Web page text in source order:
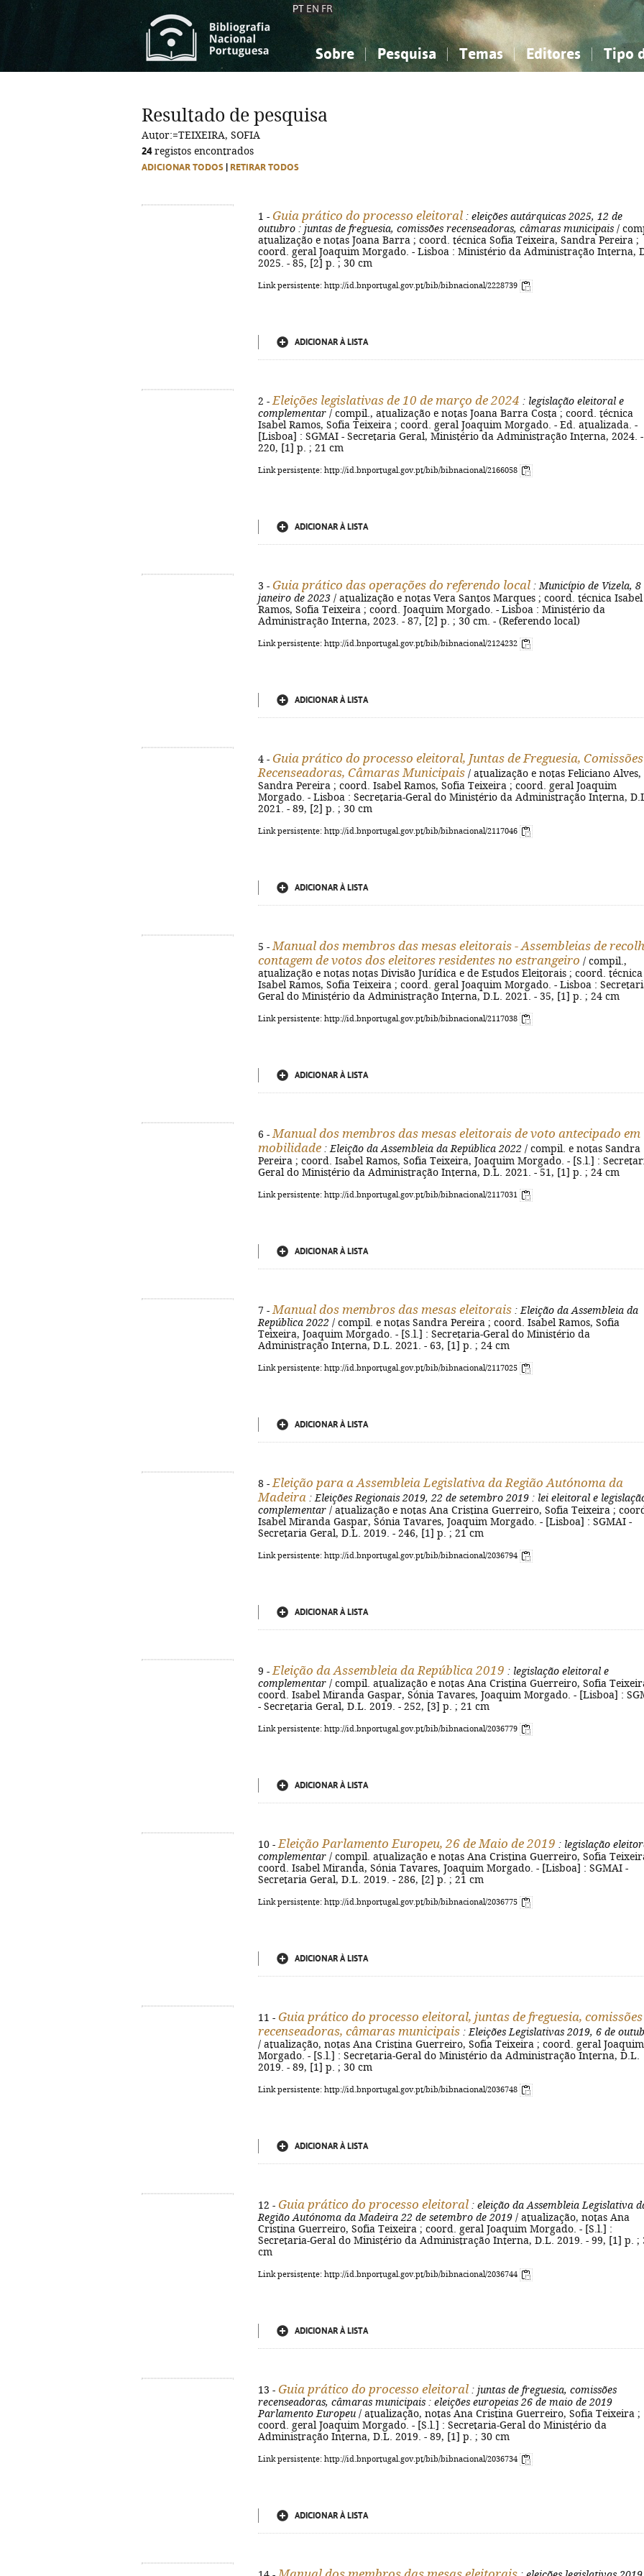
PT EN FR
Sobre Pesquisa Temas
Ciências sociais...
Editores Tipo
Ciências sociais...
Resultado de pesquisa
Autor:=TEIXEIRA, SOFIA
24registos encontrados
ADICIONAR TODOS RETIRAR TODOS
1 - Guia prático do processo eleitoral : eleições autárquicas 2025, 12 de
outubro : juntas de freguesia, comissões recenseadoras, câmaras municipais /
atualização e notas Joana Barra ; coord. técnica Sofia Teixeira, Sandra Pereira ;
coord. geral Joaquim Morgado. - Lisboa : Ministério da Administração Interna,
2025. - 85, [2] p. ; 30 cm
Link persistente: http://id.bnportugal.gov.pt/bib/bibnacional/2228739
ADICIONAR À LISTA
2 - Eleições legislativas de 10 de março de 2024 : legislação eleitoral e
complementar / compil., atualização e notas Joana Barra Costa ; coord. técnica
Isabel Ramos, Sofia Teixeira ; coord. geral Joaquim Morgado. - Ed. atualizada. -
[Lisboa] : SGMAI - Secretaria Geral, Ministério da Administração Interna, 2024. -
220, [1] p. ; 21 cm
Link persistente: http://id.bnportugal.gov.pt/bib/bibnacional/2166058
ADICIONAR À LISTA
3 - Guia prático das operações do referendo local : Município de Vizela, 8
janeiro de 2023 / atualização e notas Vera Santos Marques ; coord. técnica Isabel
Ramos, Sofia Teixeira ; coord. Joaquim Morgado. - Lisboa : Ministério da
Administração Interna, 2023. - 87, [2] p. ; 30 cm. - (Referendo local)
Link persistente: http://id.bnportugal.gov.pt/bib/bibnacional/2124232
ADICIONAR À LISTA
4 - Guia prático do processo eleitoral, Juntas de Freguesia, Comissões
Recenseadoras, Câmaras Municipais / atualização e notas Feliciano Alves,
Sandra Pereira ; coord. Isabel Ramos, Sofia Teixeira ; coord. geral Joaquim
Morgado. - Lisboa : Secretaria-Geral do Ministério da Administração Interna,
2021. - 89, [2] p. ; 30 cm
Link persistente: http://id.bnportugal.gov.pt/bib/bibnacional/2117046
ADICIONAR À LISTA
5 - Manual dos membros das mesas eleitorais - Assembleias de
contagem de votos dos eleitores residentes no estrangeiro / compil.,
atualização e notas notas Divisão Jurídica e de Estudos Eleitorais ; coord. técnica
Isabel Ramos, Sofia Teixeira ; coord. geral Joaquim Morgado. - Lisboa :
Geral do Ministério da Administração Interna, D.L. 2021. - 35, [1] p. ; 24 cm
Link persistente: http://id.bnportugal.gov.pt/bib/bibnacional/2117038
ADICIONAR À LISTA
6 - Manual dos membros das mesas eleitorais de voto antecipado em
mobilidade : Eleição da Assembleia da República 2022 / compil. e notas Sandra
Pereira ; coord. Isabel Ramos, Sofia Teixeira, Joaquim Morgado. - [S.l.] :
Geral do Ministério da Administração Interna, D.L. 2021. - 51, [1] p. ; 24 cm
Link persistente: http://id.bnportugal.gov.pt/bib/bibnacional/2117031
ADICIONAR À LISTA
7 - Manual dos membros das mesas eleitorais : Eleição da Assembleia da
República 2022 / compil. e notas Sandra Pereira ; coord. Isabel Ramos, Sofia
Teixeira, Joaquim Morgado. - [S.l.] : Secretaria-Geral do Ministério da
Administração Interna, D.L. 2021. - 63, [1] p. ; 24 cm
Link persistente: http://id.bnportugal.gov.pt/bib/bibnacional/2117025
ADICIONAR À LISTA
8 - Eleição para a Assembleia Legislativa da Região Autónoma da
Madeira : Eleições Regionais 2019, 22 de setembro 2019 : lei eleitoral e
complementar / atualização e notas Ana Cristina Guerreiro, Sofia Teixeira ;
Isabel Miranda Gaspar, Sónia Tavares, Joaquim Morgado. - [Lisboa] : SGMAI -
Secretaria Geral, D.L. 2019. - 246, [1] p. ; 21 cm
Link persistente: http://id.bnportugal.gov.pt/bib/bibnacional/2036794
ADICIONAR À LISTA
9 - Eleição da Assembleia da República 2019 : legislação eleitoral e
complementar / compil. atualização e notas Ana Cristina Guerreiro, Sofia
coord. Isabel Miranda Gaspar, Sónia Tavares, Joaquim Morgado. - [Lisboa] :
- Secretaria Geral, D.L. 2019. - 252, [3] p. ; 21 cm
Link persistente: http://id.bnportugal.gov.pt/bib/bibnacional/2036779
ADICIONAR À LISTA
10 - Eleição Parlamento Europeu, 26 de Maio de 2019 : legislação
complementar / compil. atualização e notas Ana Cristina Guerreiro, Sofia
coord. Isabel Miranda, Sónia Tavares, Joaquim Morgado. - [Lisboa] : SGMAI -
Secretaria Geral, D.L. 2019. - 286, [2] p. ; 21 cm
Link persistente: http://id.bnportugal.gov.pt/bib/bibnacional/2036775
ADICIONAR À LISTA
11 - Guia prático do processo eleitoral, juntas de freguesia, comissões
recenseadoras, câmaras municipais : Eleições Legislativas 2019, 6 de
/ atualização, notas Ana Cristina Guerreiro, Sofia Teixeira ; coord. geral Joaquim
Morgado. - [S.l.] : Secretaria-Geral do Ministério da Administração Interna, D.L.
2019. - 89, [1] p. ; 30 cm
Link persistente: http://id.bnportugal.gov.pt/bib/bibnacional/2036748
ADICIONAR À LISTA
12 - Guia prático do processo eleitoral : eleição da Assembleia Legislativa
Região Autónoma da Madeira 22 de setembro de 2019 / atualização, notas Ana
Cristina Guerreiro, Sofia Teixeira ; coord. geral Joaquim Morgado. - [S.l.] :
Secretaria-Geral do Ministério da Administração Interna, D.L. 2019. - 99, [1] p. ;
cm
Link persistente: http://id.bnportugal.gov.pt/bib/bibnacional/2036744
ADICIONAR À LISTA
13 - Guia prático do processo eleitoral : juntas de freguesia, comissões
recenseadoras, câmaras municipais : eleições europeias 26 de maio de 2019
Parlamento Europeu / atualização, notas Ana Cristina Guerreiro, Sofia Teixeira ;
coord. geral Joaquim Morgado. - [S.l.] : Secretaria-Geral do Ministério da
Administração Interna, D.L. 2019. - 89, [1] p. ; 30 cm
Link persistente: http://id.bnportugal.gov.pt/bib/bibnacional/2036734
ADICIONAR À LISTA